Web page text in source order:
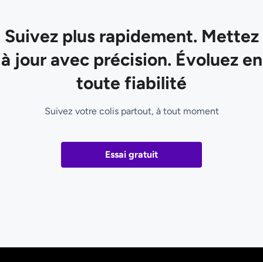
Suivez plus rapidement. Mettez
à jour avec précision. Évoluez en
toute fiabilité
Suivez votre colis partout, à tout moment
Essai gratuit